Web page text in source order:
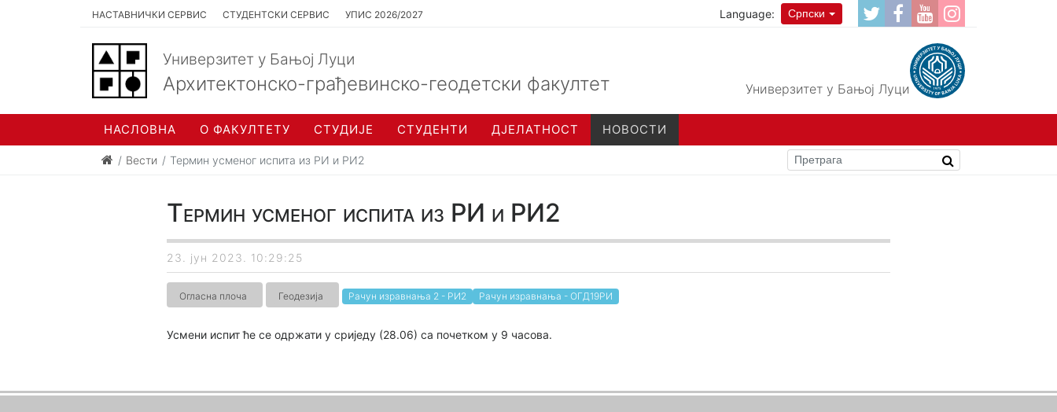
НАСТАВНИЧКИ СЕРВИС СТУДЕНТСКИ СЕРВИС УПИС 2026/2027 Language: Српски
Универзитет у Бањој Луци
Архитектонско-грађевинско-геодетски факултет Универзитет у Бањој Луци
НАСЛОВНА О ФАКУЛТЕТУ СТУДИЈЕ СТУДЕНТИ ДЈЕЛАТНОСТ НОВОСТИ
Вести Термин усменог испита из РИ и РИ2
Термин усменог испита из РИ и РИ2
23. јун 2023. 10:29:25
Огласна плоча Геодезија Рачун изравнања 2 - РИ2 Рачун изравнања - ОГД19РИ
Усмени испит ће се одржати у сриједу (28.06) са почетком у 9 часова.